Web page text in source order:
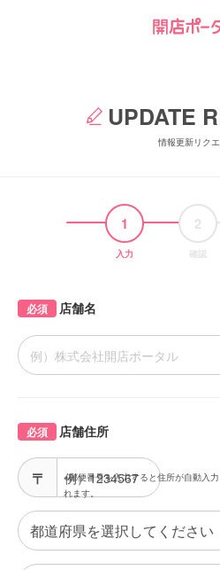
UPDATE
情報更新リク
1
入力
2
確認
店舗名
必須
店舗住所
必須
※郵便番号を入力すると住所が自動入力
れます。